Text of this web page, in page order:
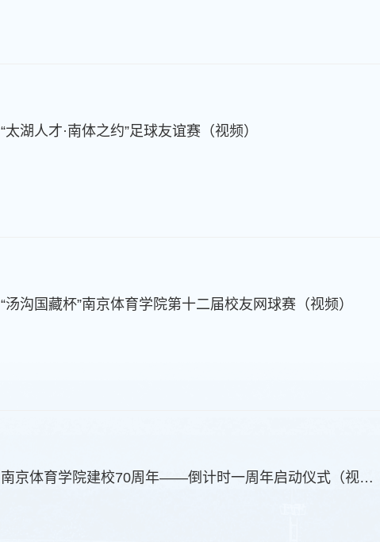
“太湖人才·南体之约”足球友谊赛（视频）
“汤沟国藏杯”南京体育学院第十二届校友网球赛（视频）
南京体育学院建校70周年——倒计时一周年启动仪式（视频）